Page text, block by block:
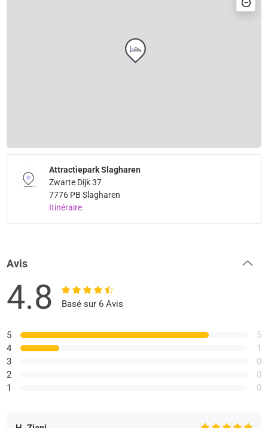
Attractiepark Slagharen
Zwarte Dijk 37
7776 PB Slagharen
Itinéraire
Avis
4.8 Basé sur 6 Avis
5
4
3
2
1
5
1
0
0
0